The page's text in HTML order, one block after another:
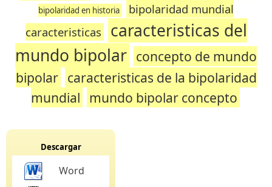
bipolaridad en historia
bipolaridad mundial
caracteristicas
caracteristicas del
mundo bipolar concepto de mundo
bipolar caracteristicas de la bipolaridad
mundial mundo bipolar concepto
Descargar
Word